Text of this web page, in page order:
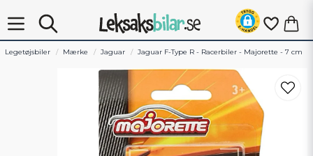
Legetøjsbiler Mærke Jaguar Jaguar F-Type R - Racerbiler - Majorette - 7 cm